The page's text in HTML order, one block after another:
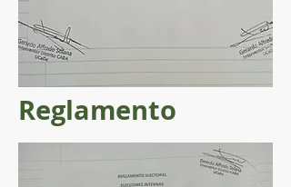
Reglamento